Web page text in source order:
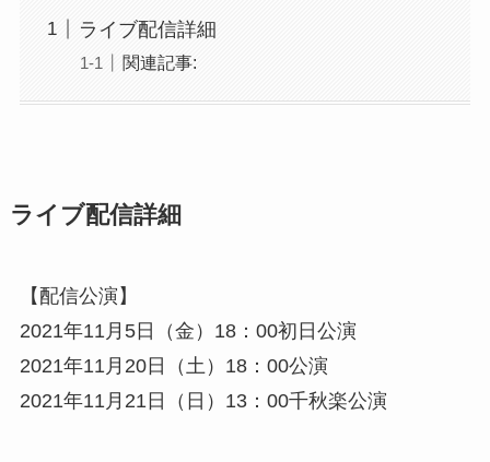
ライブ配信詳細
関連記事:
ライブ配信詳細
【配信公演】
2021年11月5日（金）18：00初日公演
2021年11月20日（土）18：00公演
2021年11月21日（日）13：00千秋楽公演